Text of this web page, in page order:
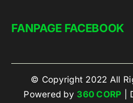
FANPAGE FACEBOOK
© Copyright 2022 All
Powered by 360 CORP |